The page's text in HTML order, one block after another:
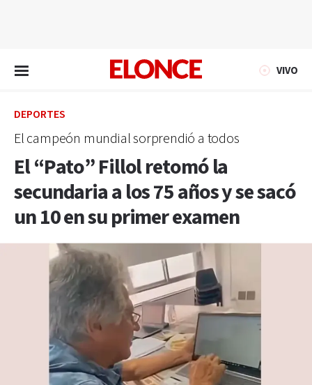
VIVO
DEPORTES
El campeón mundial sorprendió a todos
El “Pato” Fillol retomó la
secundaria a los 75 años y se sacó
un 10 en su primer examen